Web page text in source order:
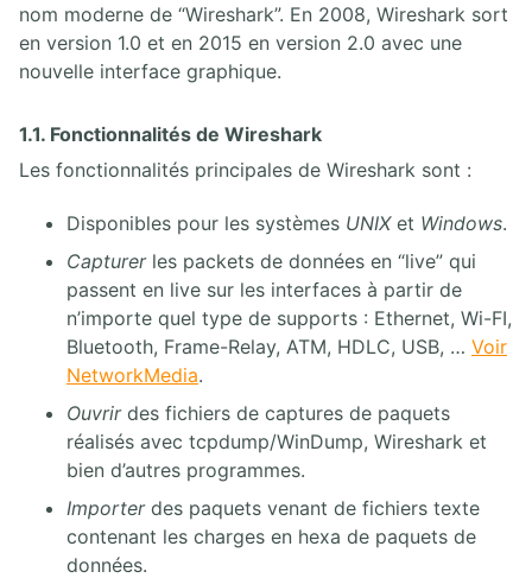
3. PROTOCOLE SIP
2. Aperçu des opérations SIP
4. Réponses SIP
5. SDP
6. Enregistrement REGISTER
7. Proxy SIP UDP
8. Back-to-Back User Agent
9. Flux SIP Trapéziodal
10. Extensions SIP
11. Sécurité SIP
12. RFCs SIP
13. Annexes
4. ASTERISK PBX
1. Solution FreePBX
2. Asterisk Core PABX
3. Asterisk Base
4. Asterisk Intermédiaire
nom moderne de “Wireshark”. En 2008, Wireshark sort
en version 1.0 et en 2015 en version 2.0 avec une
nouvelle interface graphique.
1.1. Fonctionnalités de Wireshark
Les fonctionnalités principales de Wireshark sont :
Disponibles pour les systèmes UNIXet Windows.
Capturerles packets de données en “live” qui
passent en live sur les interfaces à partir de
n’importe quel type de supports : Ethernet, Wi-FI,
Bluetooth, Frame-Relay, ATM, HDLC, USB, … Voir
NetworkMedia.
Ouvrirdes fichiers de captures de paquets
réalisés avec tcpdump/WinDump, Wireshark et
bien d’autres programmes.
Importerdes paquets venant de fichiers texte
contenant les charges en hexa de paquets de
données.